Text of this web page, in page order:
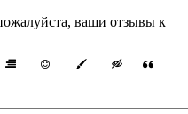
ваши отзывы к